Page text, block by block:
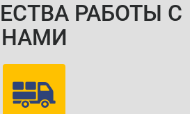
РАБОТЫ С
НАМИ